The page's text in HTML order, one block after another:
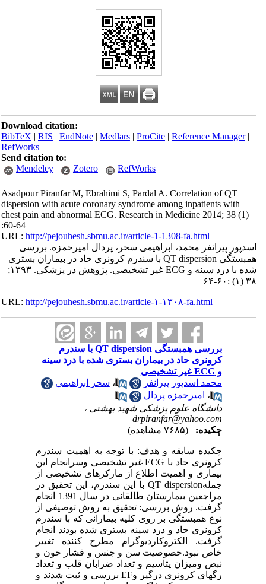
Download citation:
BibTeX|RIS|EndNote|Medlars|ProCite|Reference Manager
RefWorks
Send citation to:
Mendeley
Zotero RefWorks
Asadpour Piranfar M, Ebrahimi S, Pardal A. Correlation of QT
dispersion with acute coronary syndrome among inpatients with
chest pain and abnormal ECG. Research in Medicine 2014; 38 (1)
:60-64
URL:http://pejouhesh.sbmu.ac.ir/article-1-1308-fa.html
اسدپور پیرانفر محمد، ابراهیمی سحر، پردال امیرحمزه. بررسی
همبستگی QT dispersion با سندرم کرونری حاد در بیماران بستری
شده با درد سینه و ECG غیر تشخیصی. پژوهش در پزشکی. ۱۳۹۳;
۳۸ (۱) :۶۰-۶۴
URL:http://pejouhesh.sbmu.ac.ir/article-۱-۱۳۰۸-fa.html
بررسی همبستگی QT dispersion با سندرم
کرونری حاد در بیماران بستری شده با درد سینه
و ECG غیر تشخیصی
محمد اسدپور پیرانفر
،سحر ابراهیمی
،امیرحمزه پردال
دانشگاه علوم پزشکی شهید بهشتی ،
drpiranfar@yahoo.com
چکیده:
چکیده سابقه و هدف: با توجه به اهمیت سندرم
کرونری حاد با ECG غیر تشخیصی وسرانجام این
بیماری و اهمیت اطلاع از مارکرهای تشخیصی از
جملهQT dispersion با این سندرم، این تحقیق در
مراجعین بیمارستان طالقانی در سال 1391 انجام
گرفت. روش بررسی: تحقیق به روش توصیفی از
نوع همبستگی بر روی کلیه بیمارانی که با سندرم
کرونری حاد و درد سینه بستری شده بودند انجام
گرفت. الکتروکاردیوگرام مطرح کننده تغییر
خاص نبود.خصوصیت سن و جنس و فشار خون و
نبض ومیزان پتاسیم و تعداد ضرابان قلب و تعداد
رگهای کرونری درگیر وEF بررسی و ثبت شدند و